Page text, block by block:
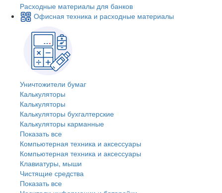
Расходные материалы для банков
Офисная техника и расходные материалы
Уничтожители бумаг
Калькуляторы
Калькуляторы
Калькуляторы бухгалтерские
Калькуляторы карманные
Показать все
Компьютерная техника и аксессуары
Компьютерная техника и аксессуары
Клавиатуры, мыши
Чистящие средства
Показать все